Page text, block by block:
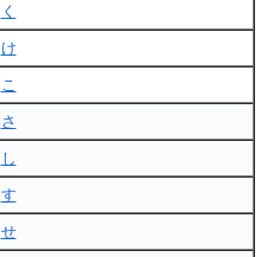
く
け
こ
さ
し
す
せ